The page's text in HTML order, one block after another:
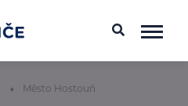
Město Hostouň